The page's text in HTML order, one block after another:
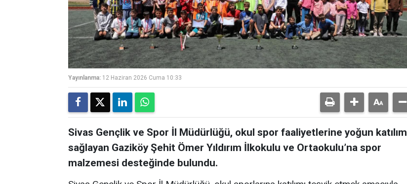
Yayınlanma: 12 Haziran 2026 Cuma 10:33
Sivas Gençlik ve Spor İl Müdürlüğü, okul spor faaliyetlerine yoğun katılım
sağlayan Gaziköy Şehit Ömer Yıldırım İlkokulu ve Ortaokulu’na spor
malzemesi desteğinde bulundu.